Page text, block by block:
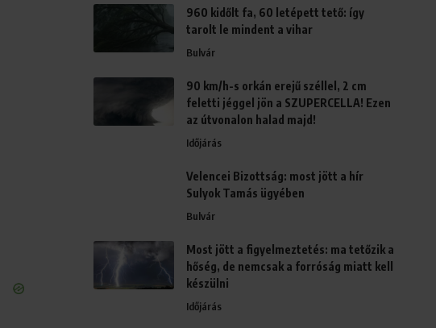
960 kidőlt fa, 60 letépett tető: így
tarolt le mindent a vihar
Bulvár
90 km/h-s orkán erejű széllel, 2 cm
feletti jéggel jön a SZUPERCELLA! Ezen
az útvonalon halad majd!
Időjárás
Velencei Bizottság: most jött a hír
Sulyok Tamás ügyében
Bulvár
Most jött a figyelmeztetés: ma tetőzik a
hőség, de nemcsak a forróság miatt kell
készülni
Időjárás